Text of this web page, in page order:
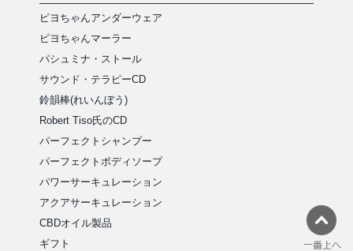
ピヨちゃんアンダーウェア
ピヨちゃんマーラー
パシュミナ・ストール
サウンド・テラピーCD
鈴韻棒(れいんぼう)
Robert Tiso氏のCD
パーフェクトシャンプー
パーフェクトボディソープ
パワーサーキュレーション
アクアサーキュレーション
CBDオイル製品
ギフト